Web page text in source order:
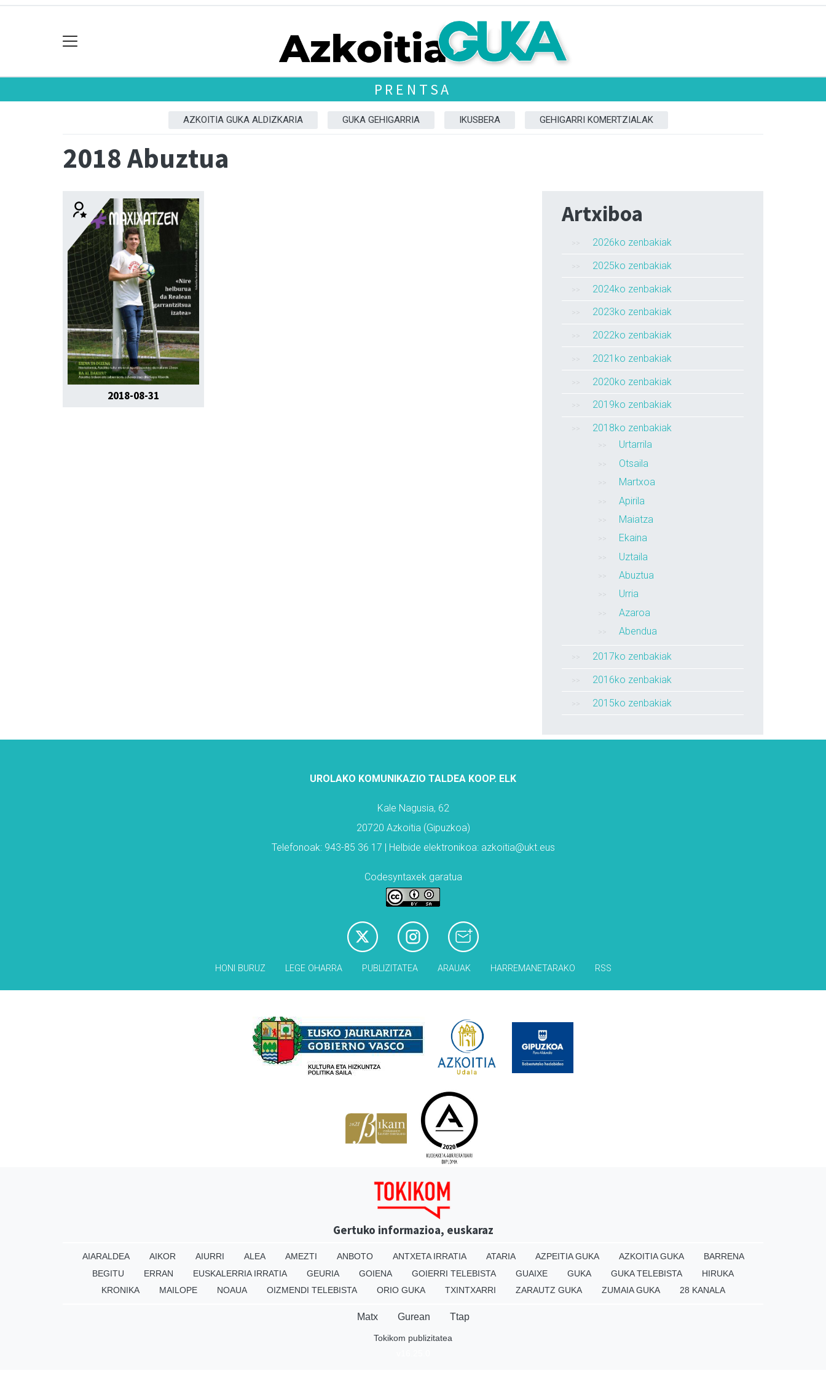
PRENTSA
AZKOITIA GUKA ALDIZKARIA GUKA GEHIGARRIA IKUSBERA GEHIGARRI KOMERTZIALAK
2018 Abuztua
2018-08-31
Artxiboa
2026ko zenbakiak
2025ko zenbakiak
2024ko zenbakiak
2023ko zenbakiak
2022ko zenbakiak
2021ko zenbakiak
2020ko zenbakiak
2019ko zenbakiak
2018ko zenbakiak
Urtarrila
Otsaila
Martxoa
Apirila
Maiatza
Ekaina
Uztaila
Abuztua
Urria
Azaroa
Abendua
2017ko zenbakiak
2016ko zenbakiak
2015ko zenbakiak
UROLAKO KOMUNIKAZIO TALDEA KOOP. ELK
Kale Nagusia, 62
20720 Azkoitia (Gipuzkoa)
Telefonoak: 943-85 36 17 | Helbide elektronikoa: azkoitia@ukt.eus
Codesyntaxek garatua
HONI BURUZ LEGE OHARRA PUBLIZITATEA ARAUAK HARREMANETARAKO RSS
Gertuko informazioa, euskaraz
AIARALDEA AIKOR AIURRI ALEA AMEZTI ANBOTO ANTXETA IRRATIA ATARIA AZPEITIA GUKA AZKOITIA GUKA
BARRENA
BEGITU
ERRAN EUSKALERRIA IRRATIA GEURIA GOIENA GOIERRI TELEBISTA GUAIXE GUKA GUKA TELEBISTA
HIRUKA
KRONIKA
MAILOPE NOAUA OIZMENDI TELEBISTA ORIO GUKA TXINTXARRI ZARAUTZ GUKA ZUMAIA GUKA 28 KANALA
Matx Gurean Ttap
Tokikom publizitatea